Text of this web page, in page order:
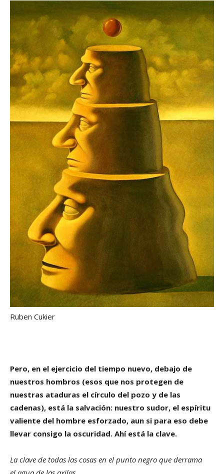
Ruben Cukier
Pero, en el ejercicio del tiempo nuevo, debajo de
nuestros hombros (esos que nos protegen de
nuestras ataduras el círculo del pozo y de las
cadenas), está la salvación: nuestro sudor, el espíritu
valiente del hombre esforzado, aun si para eso debe
llevar consigo la oscuridad. Ahí está la clave.
La clave de todas las cosas en el punto negro que derrama